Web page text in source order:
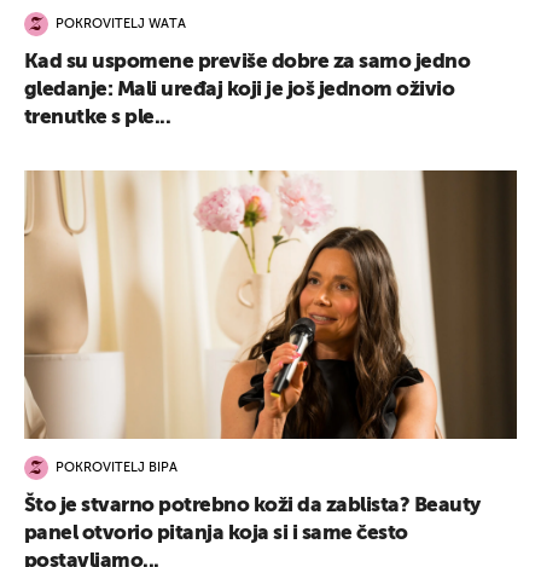
POKROVITELJ WATA
Kad su uspomene previše dobre za samo jedno
gledanje: Mali uređaj koji je još jednom oživio
trenutke s ple...
POKROVITELJ BIPA
Što je stvarno potrebno koži da zablista? Beauty
panel otvorio pitanja koja si i same često
postavljamo...